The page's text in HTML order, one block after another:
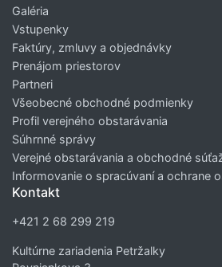
Galéria
Vstupenky
Faktúry, zmluvy a objednávky
Prenájom priestorov
Partneri
Všeobecné obchodné podmienky
Profil verejného obstarávania
Súhrnné správy
Verejné obstarávania a obchodné
Informovanie o spracúvaní a ochrane
Kontakt
+421 2 68 299 219
Kultúrne zariadenia Petržalky